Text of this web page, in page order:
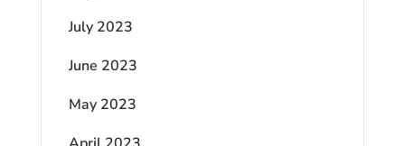
July 2023
June 2023
May 2023